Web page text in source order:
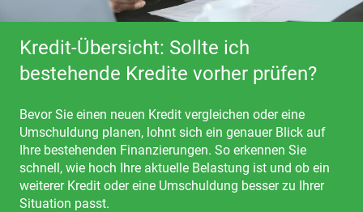
Kredit-Übersicht: Sollte ich
bestehende Kredite vorher prüfen?
Bevor Sie einen neuen Kredit vergleichen oder eine
Umschuldung planen, lohnt sich ein genauer Blick auf
Ihre bestehenden Finanzierungen. So erkennen Sie
schnell, wie hoch Ihre aktuelle Belastung ist und ob ein
weiterer Kredit oder eine Umschuldung besser zu Ihrer
Situation passt.